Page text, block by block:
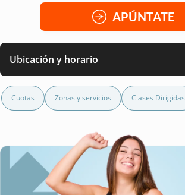
APÚNTATE
Ubicación y horario
Cuotas Zonas y servicios Clases Dirigidas